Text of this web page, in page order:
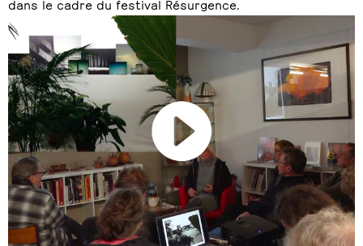
dans le cadre du festival Résurgence.